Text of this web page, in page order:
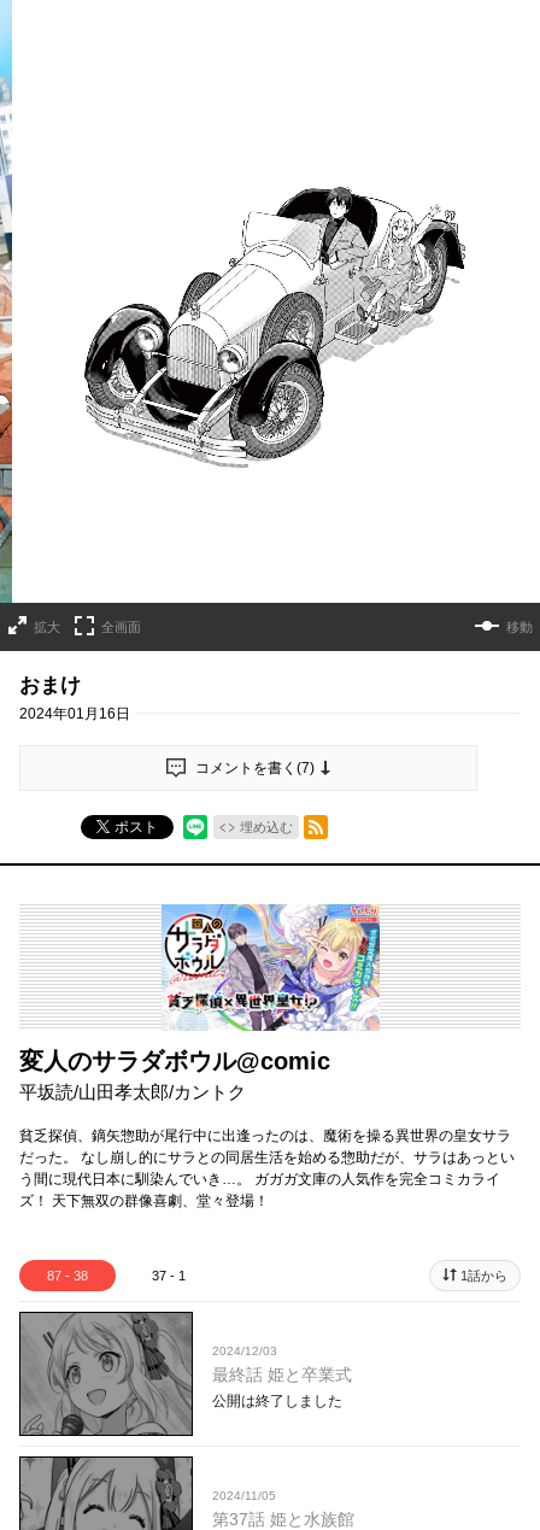
拡大 全画面 移動
おまけ
2024年01月16日
コメントを書く(7)
ポスト 埋め込む
RSSフィード
変人のサラダボウル@comic
平坂読/山田孝太郎/カントク
貧乏探偵、鏑矢惣助が尾行中に出逢ったのは、魔術を操る異世界の皇女サラ
だった。 なし崩し的にサラとの同居生活を始める惣助だが、サラはあっとい
う間に現代日本に馴染んでいき…。 ガガガ文庫の人気作を完全コミカライ
ズ！ 天下無双の群像喜劇、堂々登場！
87 - 38 37 - 1 1話から
2024/12/03
最終話 姫と卒業式
公開は終了しました
2024/11/05
第37話 姫と水族館